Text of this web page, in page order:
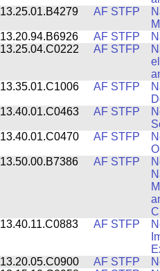
13.25.01.B4279
AF STFP
13.20.94.B6926
AF STFP
13.25.04.C0222
AF STFP
13.35.01.C1006
AF STFP
13.40.01.C0463
AF STFP
13.40.01.C0470
AF STFP
13.50.00.B7386
AF STFP
13.40.11.C0883
AF STFP
13.20.05.C0900
AF STFP